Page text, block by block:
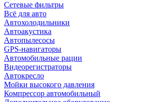
Сетевые фильтры
Всё для авто
Автохолодильники
Автоакустика
Автопылесосы
GPS-навигаторы
Автомобильные рации
Видеорегистраторы
Автокресло
Мойки высокого давления
Компрессор автомобильный